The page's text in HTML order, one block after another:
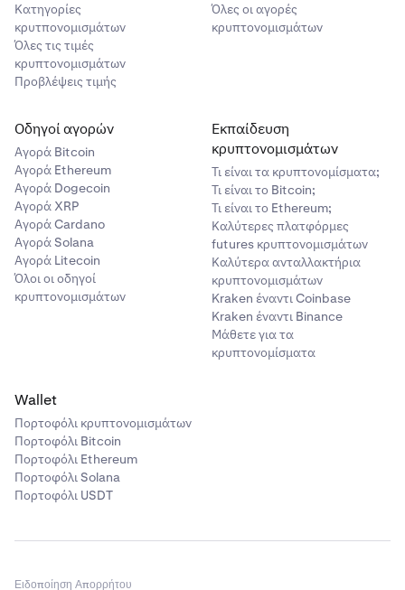
Κατηγορίες
κρυτπονομισμάτων
Όλες τις τιμές
κρυπτονομισμάτων
Προβλέψεις τιμής
Όλες οι αγορές
κρυπτονομισμάτων
Οδηγοί αγορών
Αγορά Bitcoin
Αγορά Ethereum
Αγορά Dogecoin
Αγορά XRP
Αγορά Cardano
Αγορά Solana
Αγορά Litecoin
Όλοι οι οδηγοί
κρυπτονομισμάτων
Εκπαίδευση
κρυπτονομισμάτων
Τι είναι τα κρυπτονομίσματα;
Τι είναι το Bitcoin;
Τι είναι το Ethereum;
Καλύτερες πλατφόρμες
futures κρυπτονομισμάτων
Καλύτερα ανταλλακτήρια
κρυπτονομισμάτων
Kraken έναντι Coinbase
Kraken έναντι Binance
Μάθετε για τα
κρυπτονομίσματα
Wallet
Πορτοφόλι κρυπτονομισμάτων
Πορτοφόλι Bitcoin
Πορτοφόλι Ethereum
Πορτοφόλι Solana
Πορτοφόλι USDT
Ειδοποίηση Απορρήτου